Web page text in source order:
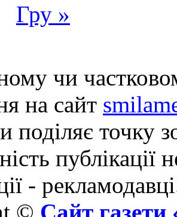
Гру »
чи
на сайт
поділяє точку
публікації
-
© Сайт